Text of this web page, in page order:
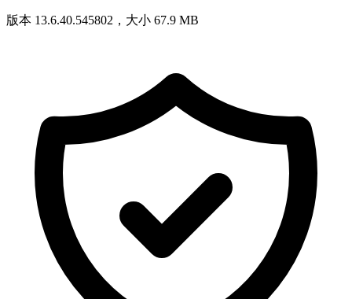
版本 13.6.40.545802，大小 67.9 MB